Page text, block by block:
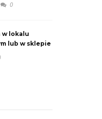
0
w lokalu
lub w sklepie